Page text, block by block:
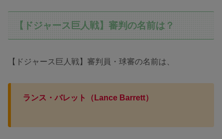
【ドジャース巨人戦】審判の名前は？
【ドジャース巨人戦】審判員・球審の名前は、
ランス・バレット （Lance Barrett）